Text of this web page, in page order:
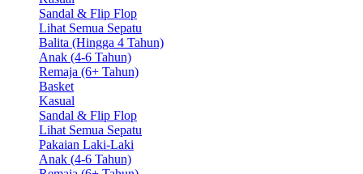
Sandal & Flip Flop
Lihat Semua Sepatu
Balita (Hingga 4 Tahun)
Anak (4-6 Tahun)
Remaja (6+ Tahun)
Basket
Kasual
Sandal & Flip Flop
Lihat Semua Sepatu
Pakaian Laki-Laki
Anak (4-6 Tahun)